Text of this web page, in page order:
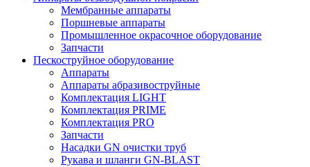
Мембранные аппараты
Поршневые аппараты
Промышленное окрасочное оборудование
Запчасти
Пескоструйное оборудование
Аппараты
Аппараты абразивоструйные
Комплектация LIGHT
Комплектация PRIME
Комплектация PRO
Запчасти
Насадки GN очистки труб
Рукава и шланги GN-BLAST